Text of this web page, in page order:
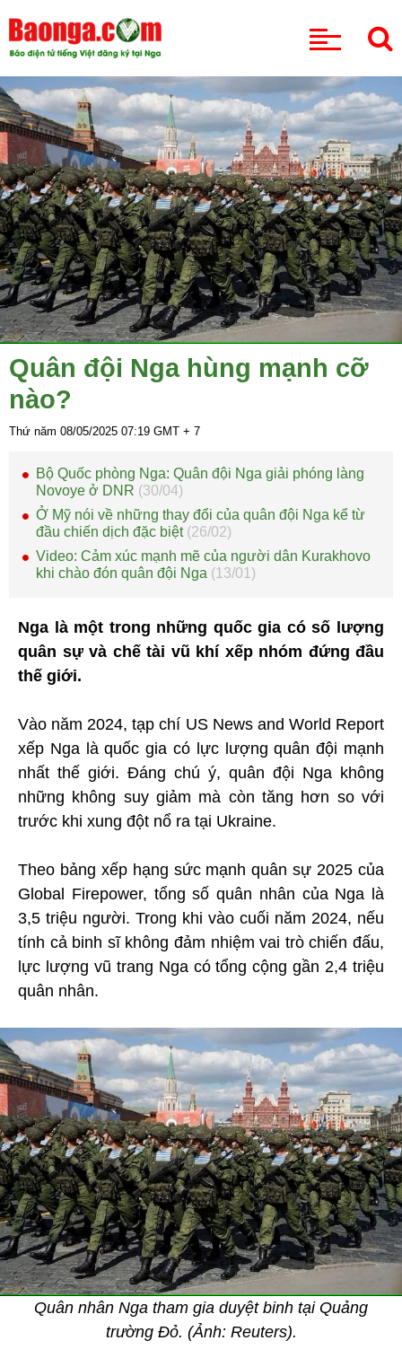
Quân đội Nga hùng mạnh cỡ
nào?
Thứ năm 08/05/2025 07:19 GMT + 7
Bộ Quốc phòng Nga: Quân đội Nga giải phóng làng
Novoye ở DNR (30/04)
Ở Mỹ nói về những thay đổi của quân đội Nga kể từ
đầu chiến dịch đặc biệt (26/02)
Video: Cảm xúc mạnh mẽ của người dân Kurakhovo
khi chào đón quân đội Nga (13/01)
Nga là một trong những quốc gia có số lượng
quân sự và chế tài vũ khí xếp nhóm đứng đầu
thế giới.
Vào năm 2024, tạp chí US News and World Report
xếp Nga là quốc gia có lực lượng quân đội mạnh
nhất thế giới. Đáng chú ý, quân đội Nga không
những không suy giảm mà còn tăng hơn so với
trước khi xung đột nổ ra tại Ukraine.
Theo bảng xếp hạng sức mạnh quân sự 2025 của
Global Firepower, tổng số quân nhân của Nga là
3,5 triệu người. Trong khi vào cuối năm 2024, nếu
tính cả binh sĩ không đảm nhiệm vai trò chiến đấu,
lực lượng vũ trang Nga có tổng cộng gần 2,4 triệu
quân nhân.
Quân nhân Nga tham gia duyệt binh tại Quảng
trường Đỏ. (Ảnh: Reuters).